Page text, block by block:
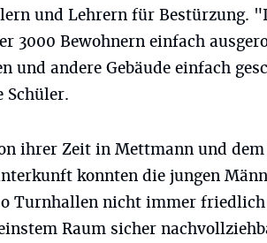
und Lehrern für Bestürzung.
3000 Bewohnern einfach
und andere Gebäude einfach
Schüler.
ihrer Zeit in Mettmann und
konnten die jungen
Turnhallen nicht immer
Raum sicher